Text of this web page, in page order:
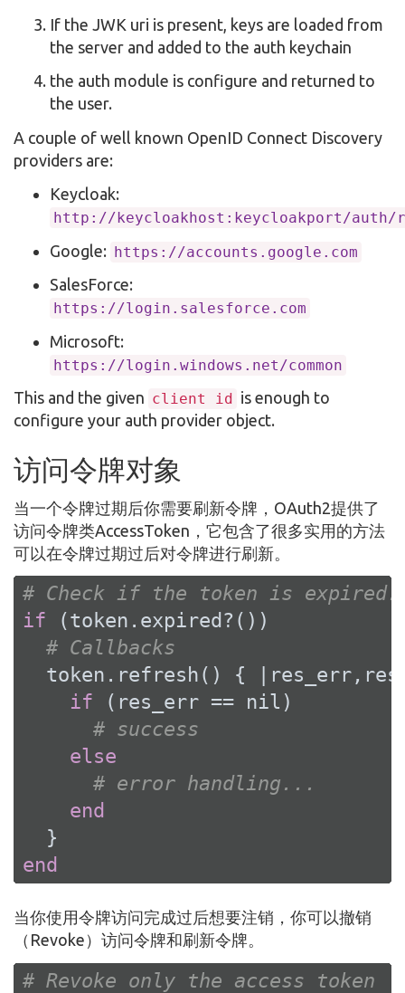
If the JWK uri is present, keys are loaded from
the server and added to the auth keychain
the auth module is configure and returned to
the user.
A couple of well known OpenID Connect Discovery
providers are:
Keycloak:
http://keycloakhost:keycloakport/auth/
Google: https://accounts.google.com
SalesForce:
https://login.salesforce.com
Microsoft:
https://login.windows.net/common
This and the given client id is enough to
configure your auth provider object.
访问令牌对象
当一个令牌过期后你需要刷新令牌，OAuth2提供了
访问令牌类AccessToken，它包含了很多实用的方法
可以在令牌过期过后对令牌进行刷新。
# Check if the token is
if (token.expired?())
# Callbacks
  token.refresh() {
if (res_err == nil )
# success
else
# error handling...
end
end
当你使用令牌访问完成过后想要注销，你可以撤销
（Revoke）访问令牌和刷新令牌。
# Revoke only the access token